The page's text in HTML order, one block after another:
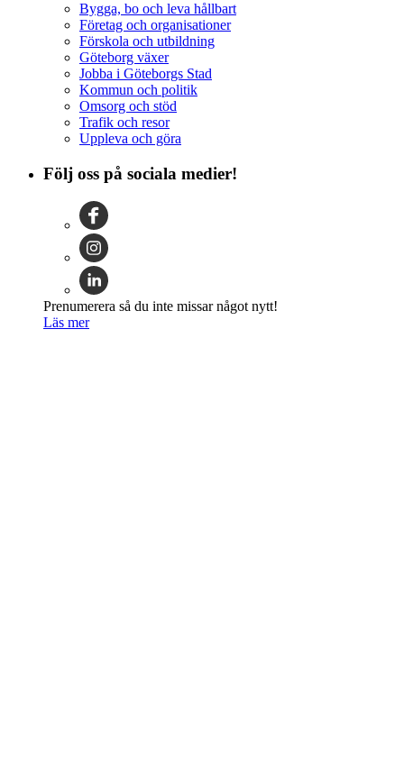
Bygga, bo och leva hållbart
Företag och organisationer
Förskola och utbildning
Göteborg växer
Jobba i Göteborgs Stad
Kommun och politik
Omsorg och stöd
Trafik och resor
Uppleva och göra
Följ oss på sociala medier!
Prenumerera så du inte missar något nytt!
Läs mer